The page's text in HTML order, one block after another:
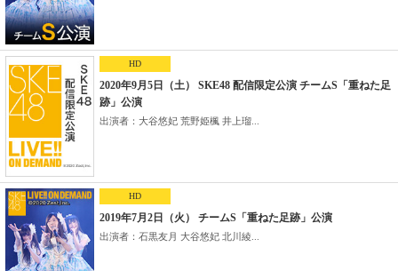
HD
2020年9月5日（土） SKE48 配信限定公演 チームS「重ねた足
跡」公演
出演者：大谷悠妃 荒野姫楓 井上瑠...
HD
2019年7月2日（火） チームS「重ねた足跡」公演
出演者：石黒友月 大谷悠妃 北川綾...